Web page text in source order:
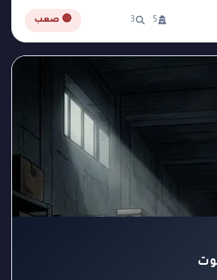
5
3 🔴 صعب